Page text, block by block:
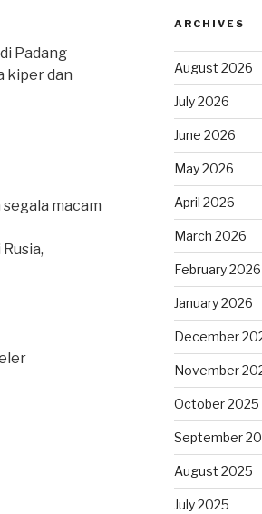
Padang
kiper dan
macam
ARCHIVES
August 2026
July 2026
June 2026
May 2026
April 2026
March 2026
February 2026
January 2026
December
November
October 2025
September
August 2025
July 2025